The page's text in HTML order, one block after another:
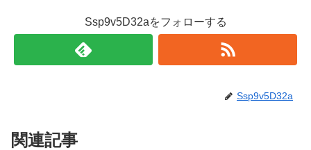
Ssp9v5D32aをフォローする
Ssp9v5D32a
関連記事